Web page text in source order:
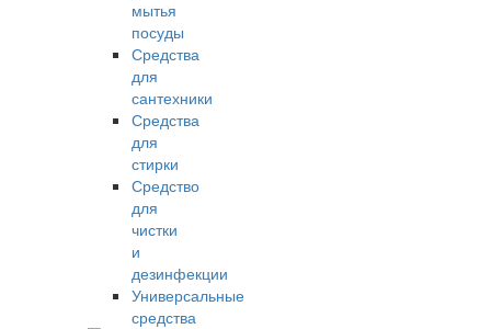
мытья
посуды
Средства
для
сантехники
Средства
для
стирки
Средство
для
чистки
и
дезинфекции
Универсальные
средства